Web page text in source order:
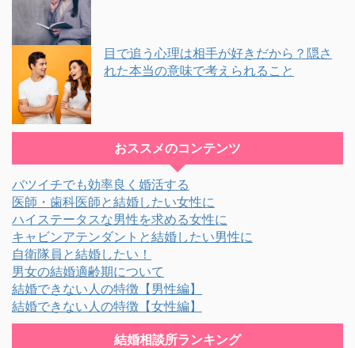
目で追う心理は相手が好きだから？隠さ
れた本当の意味で考えられること
おススメのコンテンツ
バツイチでも効率良く婚活する
医師・歯科医師と結婚したい女性に
ハイステータスな男性を求める女性に
キャビンアテンダントと結婚したい男性に
自衛隊員と結婚したい！
男女の結婚適齢期について
結婚できない人の特徴【男性編】
結婚できない人の特徴【女性編】
結婚相談所ランキング